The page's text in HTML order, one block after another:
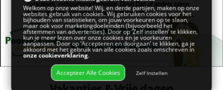
Welkom op onze website! Wij, en derde partijen, maken op onze
websites gebruik van cookies. Wij gebruiken cookies voor het
bijhouden van statistieken, om jouw voorkeuren op te slaan,
maar ook voor marketingdoeleinden (bijvoorbeeld het
afstemmen van advertenties). Door op ‘Zelf instellen’ te klikken,
kun je meer lezen over onze cookies en je voorkeuren
aanpassen. Door op ‘Accepteren en doorgaan’ te klikken, ga je
akkoord met het gebruik van alle cookies zoals omschreven in
onze cookieverklaring.
Accepteer Alle Cookies Zelf Instellen